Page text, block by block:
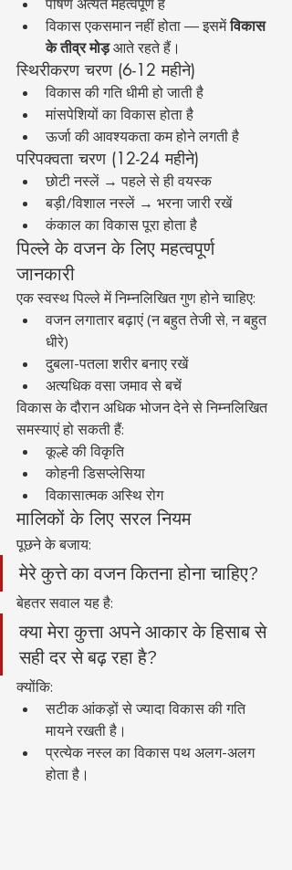
पोषण अत्यंत महत्वपूर्ण है
विकास एकसमान नहीं होता — इसमें विकास
के तीव्र मोड़ आते रहते हैं।
स्थिरीकरण चरण (6-12 महीने)
विकास की गति धीमी हो जाती है
मांसपेशियों का विकास होता है
ऊर्जा की आवश्यकता कम होने लगती है
परिपक्वता चरण (12-24 महीने)
छोटी नस्लें → पहले से ही वयस्क
बड़ी/विशाल नस्लें → भरना जारी रखें
कंकाल का विकास पूरा होता है
पिल्ले के वजन के लिए महत्वपूर्ण
जानकारी
एक स्वस्थ पिल्ले में निम्नलिखित गुण होने चाहिए:
वजन लगातार बढ़ाएं (न बहुत तेजी से, न बहुत
धीरे)
दुबला-पतला शरीर बनाए रखें
अत्यधिक वसा जमाव से बचें
विकास के दौरान अधिक भोजन देने से निम्नलिखित
समस्याएं हो सकती हैं:
कूल्हे की विकृति
कोहनी डिसप्लेसिया
विकासात्मक अस्थि रोग
मालिकों के लिए सरल नियम
पूछने के बजाय:
मेरे कुत्ते का वजन कितना होना चाहिए?
बेहतर सवाल यह है:
क्या मेरा कुत्ता अपने आकार के हिसाब से
सही दर से बढ़ रहा है?
क्योंकि:
सटीक आंकड़ों से ज्यादा विकास की गति
मायने रखती है।
प्रत्येक नस्ल का विकास पथ अलग-अलग
होता है।